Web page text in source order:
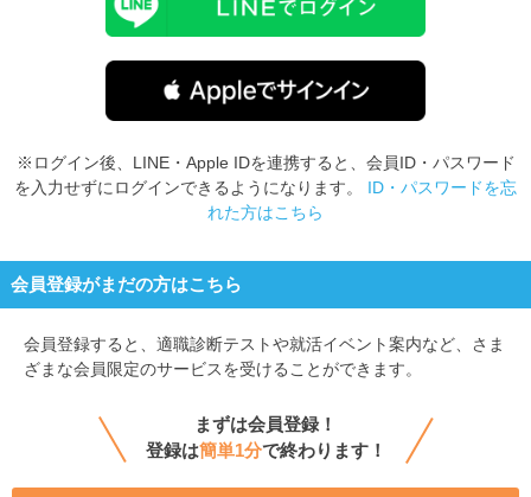
※ログイン後、LINE・Apple IDを連携すると、会員ID・パスワード
を入力せずにログインできるようになります。 ID・パスワードを忘
れた方はこちら
会員登録がまだの方はこちら
会員登録すると、 適職診断テストや就活イベント案内など、さま
ざまな会員限定のサービスを受けることができます。
まずは会員登録！
登録は簡単1分で終わります！